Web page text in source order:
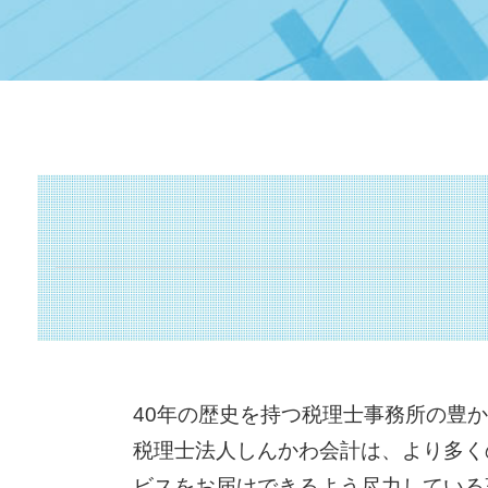
早期 経営改善 計画
経営革新等支援機関 申請
中小企業再生支援協議会 とは
持続的発展
保証制度 とは
公的支援 とは
認定経営革新等支援 機関 一覧
キャッシュフロー とは
小規模事業者
所得拡大促進税制 とは
赤字 経営
キャッシュフロー 考え方
中小会計要領 とは
株式 移転 とは
株式 譲渡 契約書 とは
株式 譲渡 制限 会社
事業 譲渡 とは
m & a とは
m&a 流れ
吸収 分割
資本 提携 とは
事業承継税制 わかりやすく
自益権 とは
企業 合併
m&a 株式 譲渡
簡易 分割
40年の歴史を持つ税理士事務所の豊
税理士法人しんかわ会計は、より多